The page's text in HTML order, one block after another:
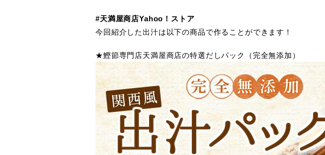
#天満屋商店Yahoo！ストア
今回紹介した出汁は以下の商品で作ることができます！
★鰹節専門店天満屋商店の特選だしパック（完全無添加）